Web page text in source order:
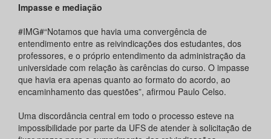
Impasse e mediação
#IMG#“Notamos que havia uma convergência de
entendimento entre as reivindicações dos estudantes, dos
professores, e o próprio entendimento da administração da
universidade com relação às carências do curso. O impasse
que havia era apenas quanto ao formato do acordo, ao
encaminhamento das questões”, afirmou Paulo Celso.
Uma discordância central em todo o processo esteve na
impossibilidade por parte da UFS de atender à solicitação de